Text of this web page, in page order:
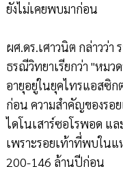
ยังไม่เคยพบมาก่อน
ผศ.ดร.เศาวนิต กล่าวว่
ธรณีวิทยาเรียกว่า "หม
อายุอยู่ในยุคไทรแอสซิ
ก่อน ความสำคัญของรอ
ไดโนเสาร์ซอโรพอด แ
เพราะรอยเท้าที่พบใน
200-146 ล้านปีก่อน